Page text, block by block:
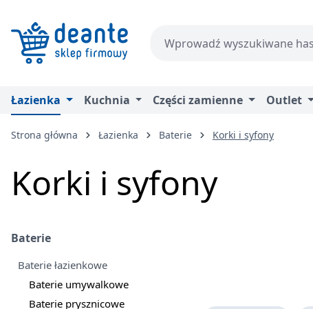
Łazienka Kuchnia Części zamienne Outlet
Strona główna Łazienka Baterie Korki i syfony
Korki i syfony
Baterie
Baterie łazienkowe
Baterie umywalkowe
Baterie prysznicowe